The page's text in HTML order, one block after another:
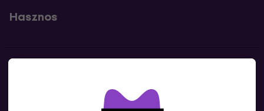
Hasznos
Lépj kapcsolatba velünk